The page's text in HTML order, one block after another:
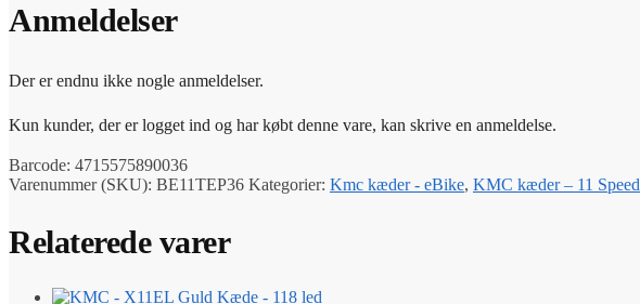
Anmeldelser
Der er endnu ikke nogle anmeldelser.
Kun kunder, der er logget ind og har købt denne vare, kan skrive en anmeldelse.
Barcode: 4715575890036
Varenummer (SKU): BE11TEP36 Kategorier: Kmc kæder - eBike, KMC kæder – 11 Speed
Relaterede varer